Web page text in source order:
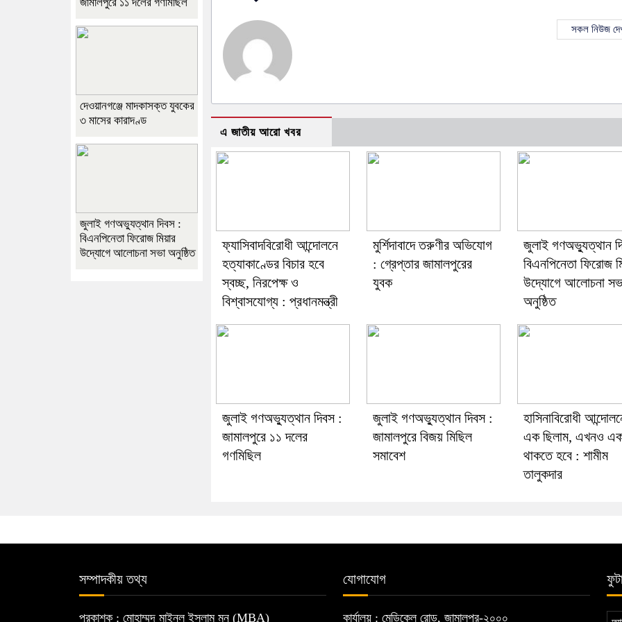
সকল নিউজ
এ জাতীয় আরো খবর
ফ্যাসিবাদবিরোধী আন্দোলনে
হত্যাকাণ্ডের বিচার হবে
স্বচ্ছ, নিরপেক্ষ ও
বিশ্বাসযোগ্য : প্রধানমন্ত্রী
মুর্শিদাবাদে তরুণীর অভিযোগ
: গ্রেপ্তার জামালপুরের
যুবক
জুলাই গণঅভ্যুত্থান
বিএনপিনেতা ফিরোজ
উদ্যোগে আলোচনা
অনুষ্ঠিত
জুলাই গণঅভ্যুত্থান দিবস :
জামালপুরে ১১ দলের
গণমিছিল
জুলাই গণঅভ্যুত্থান দিবস :
জামালপুরে বিজয় মিছিল
সমাবেশ
হাসিনাবিরোধী
এক ছিলাম, এখনও
থাকতে হবে : শামীম
তালুকদার
দেওয়ানগঞ্জে মাদকাসক্ত যুবকের
৩ মাসের কারাদণ্ড
জুলাই গণঅভ্যুত্থান দিবস :
বিএনপিনেতা ফিরোজ মিয়ার
উদ্যোগে আলোচনা সভা অনুষ্ঠিত
সম্পাদকীয় তথ্য
প্রকাশক : মোহাম্মদ মাইনুল ইসলাম মুনু (MBA)
যোগাযোগ
কার্যালয় : মেডিকেল রোড, জামালপুর-২০০০